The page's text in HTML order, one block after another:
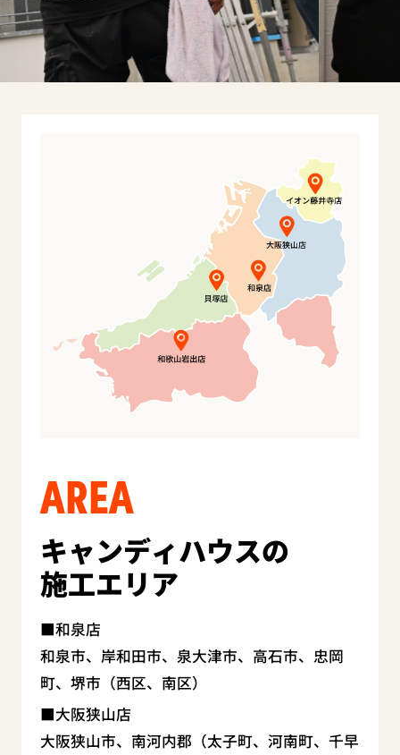
AREA
キャンディハウスの
施工エリア
和泉店
和泉市、岸和田市、泉大津市、高石市、忠岡
町、堺市（西区、南区）
大阪狭山店
大阪狭山市、南河内郡（太子町、河南町、千早